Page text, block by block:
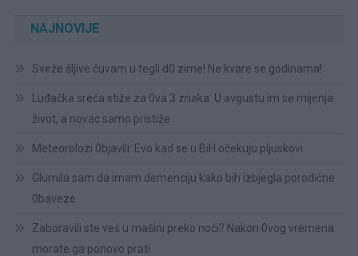
NAJNOVIJE
Sveže šljive čuvam u tegli d0 zime! Ne kvare se godinama!
Luđačka sreća stiže za 0va 3 znaka: U avgustu im se mijenja
život, a novac samo pristiže
Meteorolozi 0bjavili: Evo kad se u BiH očekuju pljuskovi
Glumila sam da imam demenciju kako bih izbjegla porodične
0baveze
Zaboravili ste veš u mašini preko noći? Nakon 0vog vremena
morate ga ponovo prati